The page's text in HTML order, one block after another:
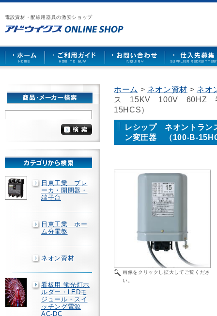
電設資材・配線用器具の激安ショップ
漏
電
ブ
レ
ー
カ
ー
や
照
ケ
ッ
ト
な
で
販
売
ア
ウ
イ
ス
HOME
ご
用
ガ
ド
お
い
合
せ
仕
先
募
日東工業 ブレ
ーカ・開閉器・
端子台
日東工業 ホー
ム分電盤
ネオン資材
看板用 蛍光灯ホ
ルダー・LEDモ
ジュール・スイ
ッチング電源
AC-DC
ホーム > ネオン資材 > ネオ
ス 15KV 100V 60HZ 巻
15HCS）
レシップ ネオントラ
ン変圧器 （100-B-
画像をクリックし拡大してご覧くださ
い。